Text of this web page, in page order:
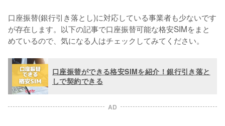
口座振替(銀行引き落とし)に対応している事業者も少ないです
が存在します。以下の記事で口座振替可能な格安SIMをまと
めているので、気になる人はチェックしてみてください。
口座振替ができる格安SIMを紹介！銀行引き落と
しで契約できる
AD